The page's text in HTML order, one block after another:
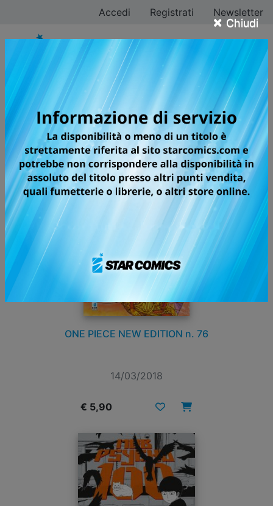
× Chiudi
Accedi Registrati Newsletter
Tutti i fumetti per la
testata GREATEST
ONE PIECE NEW EDITION n. 76
14/03/2018
€ 5,90